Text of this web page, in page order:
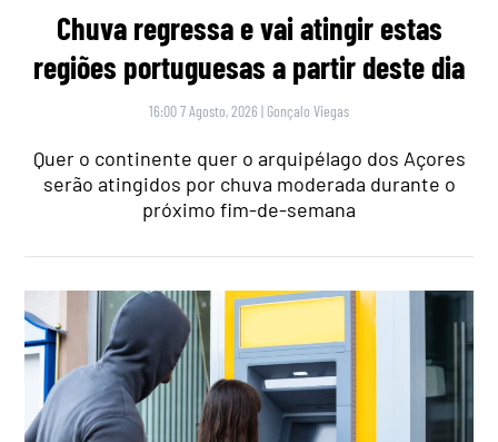
Chuva regressa e vai atingir estas
regiões portuguesas a partir deste dia
16:00 7 Agosto, 2026 | Gonçalo Viegas
Quer o continente quer o arquipélago dos Açores
serão atingidos por chuva moderada durante o
próximo fim-de-semana